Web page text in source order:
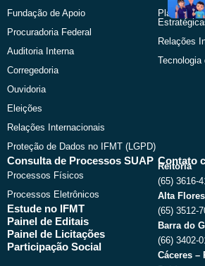
Fundação de Apoio
Procuradoria Federal
Auditoria Interna
Corregedoria
Ouvidoria
Eleições
Relações Internacionais
Proteção de Dados no IFMT (LGPD)
Relações
Tecnologia
Consulta de Processos SUAP
Processos Físicos
Processos Eletrônicos
Estude no IFMT
Painel de Editais
Painel de Licitações
Participação Social
Contato
Reitoria
(65) 3616-
Alta
(65) 3512-
Barra do
(66) 3402-
Cáceres –